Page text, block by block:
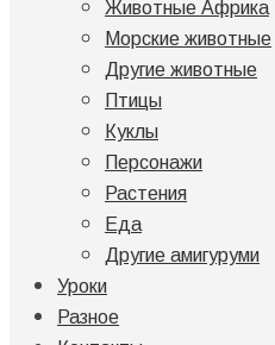
Животные Африка
Морские животные
Другие животные
Птицы
Куклы
Персонажи
Растения
Еда
Другие амигуруми
Уроки
Разное